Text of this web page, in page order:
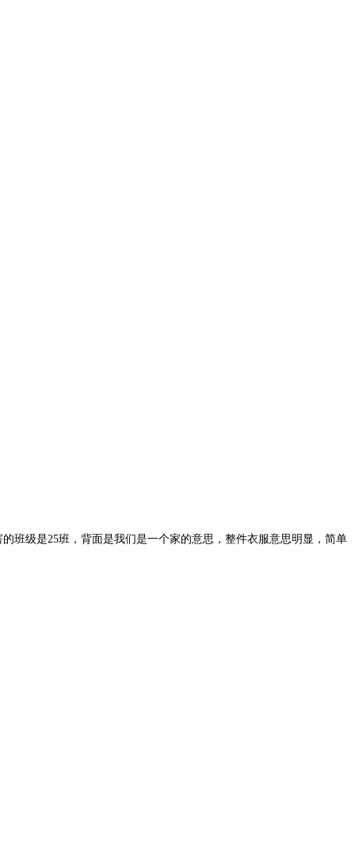
班级是25班，背面是我们是一个家的意思，整件衣服意思明显，简单